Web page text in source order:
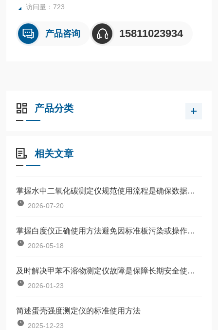
分辨率0.001ppm
访问量：723
产品咨询 15811023934
产品分类
相关文章
掌握水中二氧化碳测定仪规范使用流程是确保数据准确可靠的前提
2026-07-20
掌握白度仪正确使用方法避免因标准板污染或操作不规范引入误差
2026-05-18
及时解决甲苯不溶物测定仪故障是保障长期安全使用的关键
2026-01-23
简述蛋壳强度测定仪的标准使用方法
2025-12-23